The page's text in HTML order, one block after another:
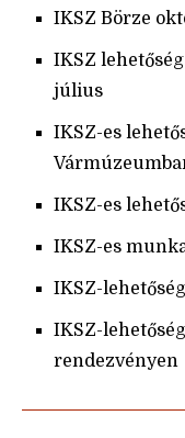
IKSZ Börze
IKSZ
július
IKSZ-es
IKSZ-es
IKSZ-es
IKSZ-lehetőség
IKSZ-
rendezvényen